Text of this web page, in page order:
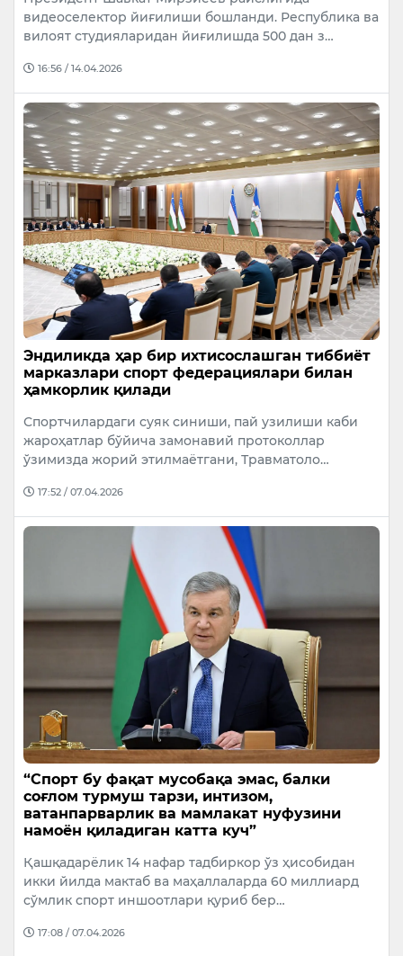
видеоселектор йиғилиши бошланди. Республика ва
вилоят студияларидан йиғилишда 500 дан з…
16:56 / 14.04.2026
Эндиликда ҳар бир ихтисослашган тиббиёт
марказлари спорт федерациялари билан
ҳамкорлик қилади
Спортчилардаги суяк синиши, пай узилиши каби
жароҳатлар бўйича замонавий протоколлар
ўзимизда жорий этилмаётгани, Травматоло…
17:52 / 07.04.2026
“Спорт бу фақат мусобақа эмас, балки
соғлом турмуш тарзи, интизом,
ватанпарварлик ва мамлакат нуфузини
намоён қиладиган катта куч”
Қашқадарёлик 14 нафар тадбиркор ўз ҳисобидан
икки йилда мактаб ва маҳаллаларда 60 миллиард
сўмлик спорт иншоотлари қуриб бер…
17:08 / 07.04.2026